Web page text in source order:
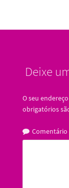
Deixe
O seu
obrigatórios
Comentário